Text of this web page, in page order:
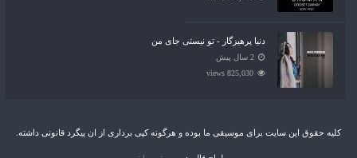
دنیا پرهیزگار - تو نیستی جای من
2 سال پیش
825,030 views
کلیه حقوق این سایت برای موسیقی ما بوده و هرگونه کپی برداری از ان پیگرد قانونی داشته.